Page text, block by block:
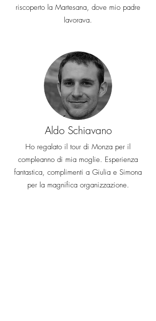
riscoperto la Martesana, dove mio padre
lavorava.
Aldo Schiavano
Ho regalato il tour di Monza per il
compleanno di mia moglie. Esperienza
fantastica, complimenti a Giulia e Simona
per la magnifica organizzazione.